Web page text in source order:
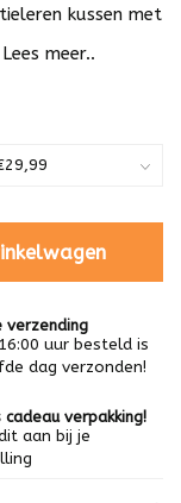
kussen met
Lees meer..
verzending
uur besteld is
dag verzonden!
cadeau verpakking!
aan bij je